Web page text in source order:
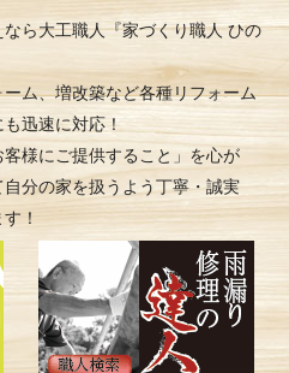
ら大工職人『家づくり職人 ひの
ム、増改築など各種リフォーム
迅速に対応！
客様にご提供すること」を心が
分の家を扱うよう丁寧・誠実
！